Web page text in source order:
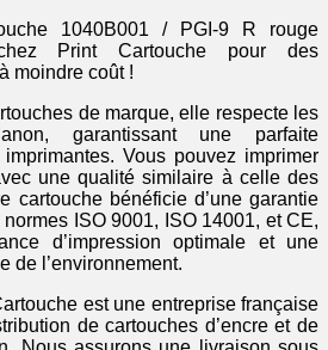
1040B001 / PGI-9 R rouge
Print Cartouche pour des
moindre coût !
de marque, elle respecte les
garantissant une parfaite
Vous pouvez imprimer
une qualité similaire à celle des
cartouche bénéficie d’une garantie
ISO 9001, ISO 14001, et CE,
d’impression optimale et une
de l’environnement.
est une entreprise française
de cartouches d’encre et de